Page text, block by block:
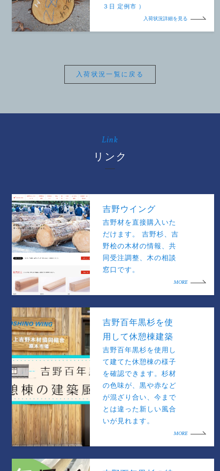
３日 定例市 ）
入荷状況詳細を見る
入荷状況一覧に戻る
Link
リンク
吉野ウイング
吉野材を直接購入いた
だけます。 吉野杉、吉
野桧の木材の情報、共
同受注調整、木の相談
窓口です。
MORE
吉野百年黒杉を使
用して休憩棟建築
吉野百年黒杉を使用し
て建てた休憩棟の様子
を確認できます。杉材
の色味が、黒や赤など
が混ざり合い、今まで
とは違った新しい風合
いが見れます。
MORE